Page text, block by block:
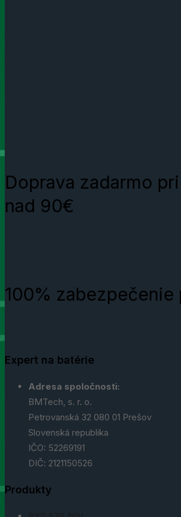
Doprava zadarmo
nad 90€
100% zabezpečenie
Expert na batérie
Adresa spoločnosti:
BMTech, s. r. o.
Petrovanská 32 080 01 Prešov
Slovenská republika
IČO: 52269191
DIČ: 2121150526
Produkty